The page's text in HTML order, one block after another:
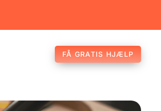
FÅ GRATIS HJÆLP